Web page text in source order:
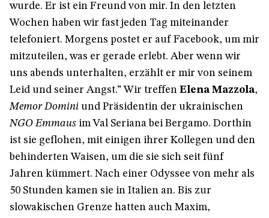
wurde. Er ist ein Freund von mir. In den letzten
Wochen haben wir fast jeden Tag miteinander
telefoniert. Morgens postet er auf Facebook, um mir
mitzuteilen, was er gerade erlebt. Aber wenn wir
uns abends unterhalten, erzählt er mir von seinem
Leid und seiner Angst.“ Wir treffen Elena Mazzola,
Memor Domini und Präsidentin der ukrainischen
NGO Emmaus im Val Seriana bei Bergamo. Dorthin
ist sie geflohen, mit einigen ihrer Kollegen und den
behinderten Waisen, um die sie sich seit fünf
Jahren kümmert. Nach einer Odyssee von mehr als
50 Stunden kamen sie in Italien an. Bis zur
slowakischen Grenze hatten auch Maxim,